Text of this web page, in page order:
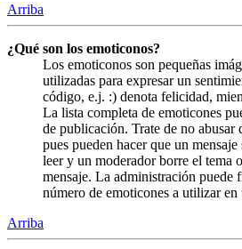
Arriba
¿Qué son los emoticonos?
Los emoticonos son pequeñas
utilizadas para expresar un
código, e.j. :) denota felicidad,
La lista completa de emoticones
de publicación. Trate de no abusar
pues pueden hacer que un
leer y un moderador borre el tema
mensaje. La administración puede
número de emoticones a utilizar en
Arriba